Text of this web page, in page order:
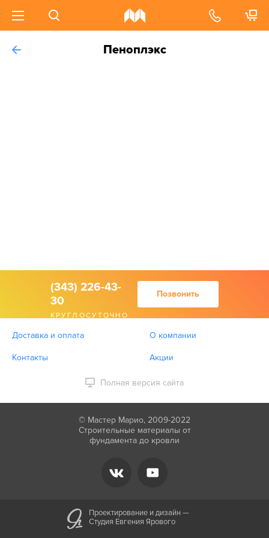
Пеноплэкс
(343) 226-43-
30
КРУГЛОСУТОЧНО
Позвонить
Доставка и оплата О компании
Контакты Акции
Полная версия сайта
© Мастер Марио, 2009-2022
Строительные материалы от
фундамента до кровли
Проектирование и дизайн —
Студия Евгения Ярового